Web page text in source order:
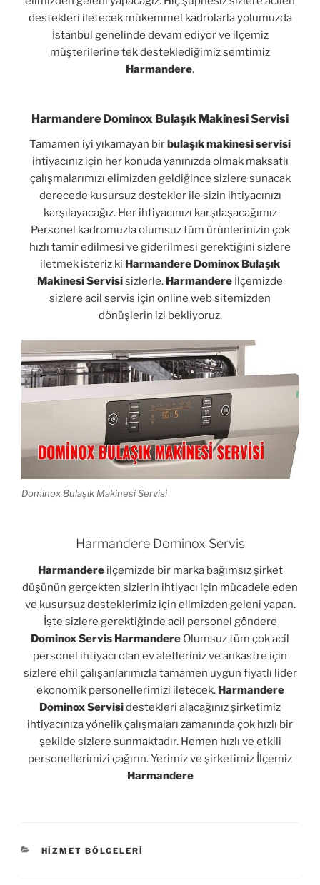
destekleri iletecek mükemmel kadrolarla yolumuzda
İstanbul genelinde devam ediyor ve ilçemiz
müşterilerine tek desteklediğimiz semtimiz
Harmandere.
Harmandere Dominox Bulaşık Makinesi Servisi
Tamamen iyi yıkamayan birbulaşık makinesi servisi
ihtiyacınız için her konuda yanınızda olmak maksatlı
çalışmalarımızı elimizden geldiğince sizlere sunacak
derecede kusursuz destekler ile sizin ihtiyacınızı
karşılayacağız. Her ihtiyacınızı karşılaşacağımız
Personel kadromuzla olumsuz tüm ürünlerinizin çok
hızlı tamir edilmesi ve giderilmesi gerektiğini sizlere
iletmek isteriz ki Harmandere Dominox Bulaşık
Makinesi Servisisizlerle. Harmandere İlçemizde
sizlere acil servis için online web sitemizden
dönüşlerin izi bekliyoruz.
Dominox Bulaşık Makinesi Servisi
Harmandere Dominox Servis
Harmandereilçemizde bir marka bağımsız şirket
düşünün gerçekten sizlerin ihtiyacı için mücadele eden
ve kusursuz desteklerimiz için elimizden geleni yapan.
İşte sizlere gerektiğinde acil personel göndere
Dominox Servis Harmandere Olumsuz tüm çok acil
personel ihtiyacı olan ev aletleriniz ve ankastre için
sizlere ehil çalışanlarımızla tamamen uygun fiyatlı lider
ekonomik personellerimizi iletecek. Harmandere
Dominox Servisidestekleri alacağınız şirketimiz
ihtiyacınıza yönelik çalışmaları zamanında çok hızlı bir
şekilde sizlere sunmaktadır. Hemen hızlı ve etkili
personellerimizi çağırın. Yerimiz ve şirketimiz İlçemiz
Harmandere
KATEGORILER
HIZMET BÖLGELERI